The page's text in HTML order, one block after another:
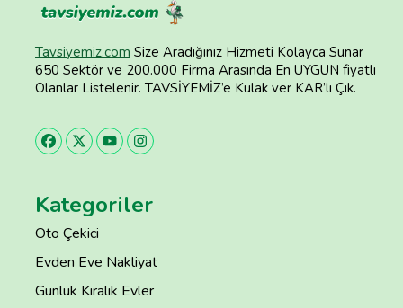
Tavsiyemiz.com Size Aradığınız Hizmeti Kolayca Sunar
650 Sektör ve 200.000 Firma Arasında En UYGUN fiyatlı
Olanlar Listelenir. TAVSİYEMİZ’e Kulak ver KAR’lı Çık.
Kategoriler
Oto Çekici
Evden Eve Nakliyat
Günlük Kiralık Evler